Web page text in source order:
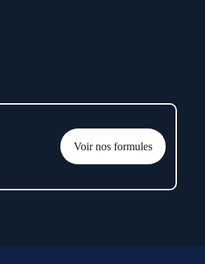
Voir nos formules